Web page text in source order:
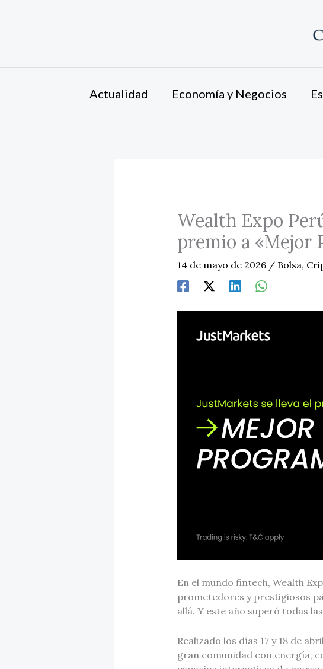
Actualidad Economía y Negocios
Wealth Expo
premio a «Mejor
14 de mayo de 2026 / Bolsa,
En el mundo fintech, Wealth
prometedores y prestigiosos
allá. Y este año superó todas
Realizado los días 17 y 18 de
gran comunidad con energía,